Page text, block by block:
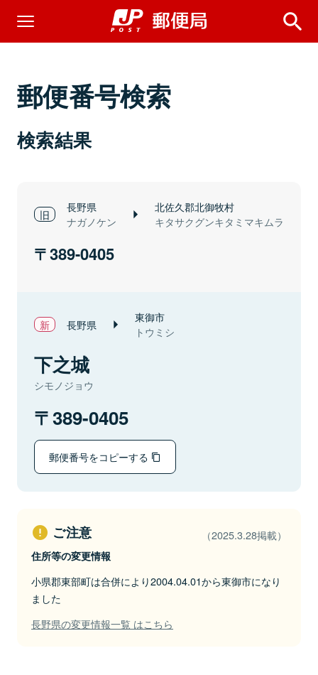
郵便番号検索
検索結果
長野県
ナガノケン
北佐久郡北御牧村
キタサクグンキタミマキムラ
389-0405
長野県 東御市
トウミシ
下之城
シモノジョウ
389-0405
郵便番号をコピーする
ご注意 （2025.3.28掲載）
住所等の変更情報
小県郡東部町は合併により2004.04.01から東御市になり
ました
長野県の変更情報一覧 はこちら